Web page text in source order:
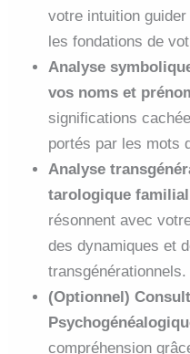
votre intuition
les fondations de
Analyse
vos noms et
significations
portés par les mots
Analyse
tarologique
résonnent avec
des dynamiques et
transgénérationnels.
(Optionnel)
compréhension